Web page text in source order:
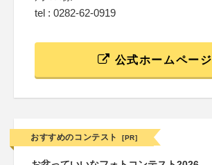
tel : 0282-62-0919
公式ホームページ
おすすめのコンテスト [PR]